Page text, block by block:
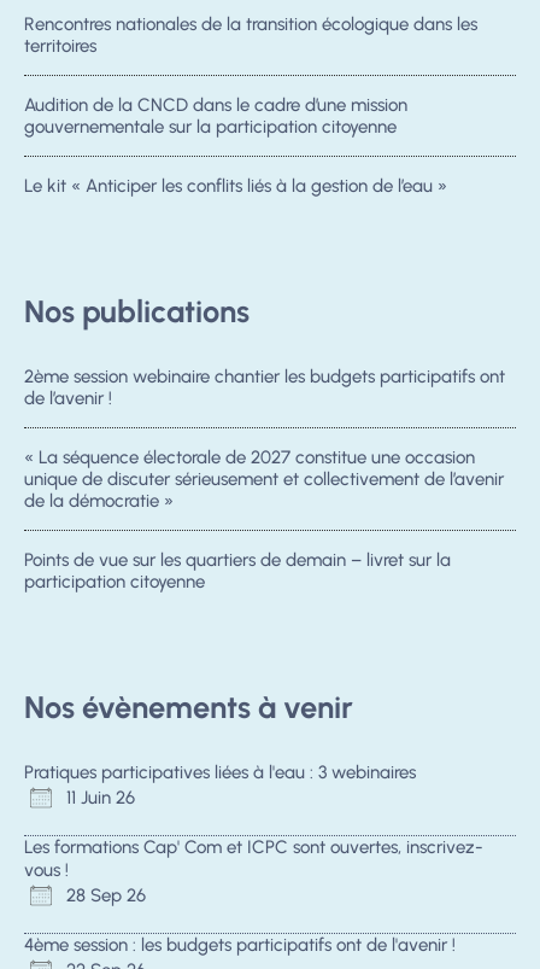
Rencontres nationales de la transition écologique dans les
territoires
Audition de la CNCD dans le cadre d’une mission
gouvernementale sur la participation citoyenne
Le kit « Anticiper les conflits liés à la gestion de l’eau »
Nos publications
2ème session webinaire chantier les budgets participatifs ont
de l’avenir !
« La séquence électorale de 2027 constitue une occasion
unique de discuter sérieusement et collectivement de l’avenir
de la démocratie »
Points de vue sur les quartiers de demain – livret sur la
participation citoyenne
Nos évènements à venir
Pratiques participatives liées à l'eau : 3 webinaires
11 Juin 26
Les formations Cap' Com et ICPC sont ouvertes, inscrivez-
vous !
28 Sep 26
4ème session : les budgets participatifs ont de l'avenir !